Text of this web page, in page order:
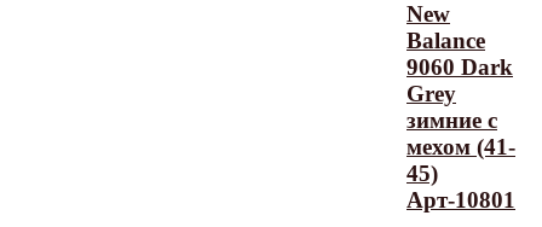
New
Balance
9060 Dark
Grey
зимние с
мехом (41-
45)
Арт-10801